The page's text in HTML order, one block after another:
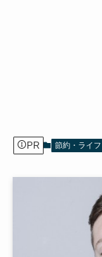
PR 節約・ライフ